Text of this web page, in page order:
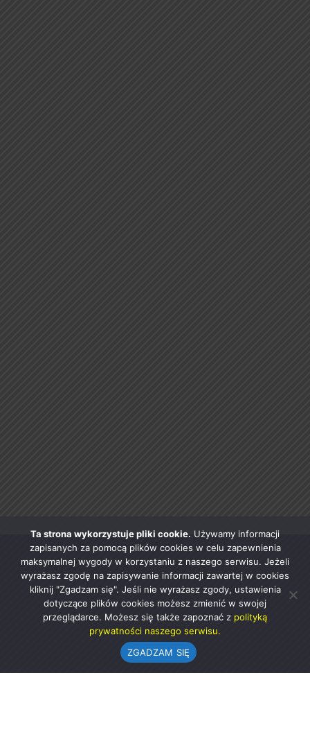
Ta strona wykorzystuje pliki cookie. Używamy informacji
zapisanych za pomocą plików cookies w celu zapewnienia
maksymalnej wygody w korzystaniu z naszego serwisu. Jeżeli
wyrażasz zgodę na zapisywanie informacji zawartej w cookies
kliknij "Zgadzam się". Jeśli nie wyrażasz zgody, ustawienia
dotyczące plików cookies możesz zmienić w swojej
przeglądarce. Możesz się także zapoznać z polityką
prywatności naszego serwisu.
ZGADZAM SIĘ